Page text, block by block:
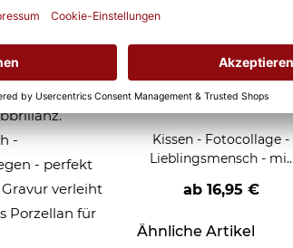
aus
edler
in der EU.
-
- perfekt
verleiht
Porzellan für
Kissen - Fotocollage -
Lieblingsmensch - mit
ab 16,95 €
Ähnliche Artikel